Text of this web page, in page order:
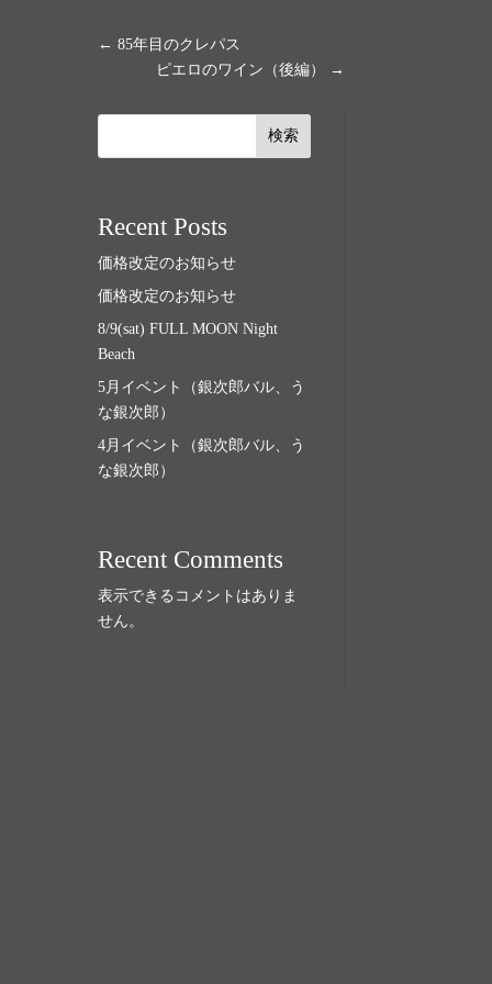
←85年目のクレパス
ピエロのワイン（後編）
→
検索
Recent Posts
価格改定のお知らせ
価格改定のお知らせ
8/9(sat) FULL MOON Night
Beach
5月イベント（銀次郎バル、う
な銀次郎）
4月イベント（銀次郎バル、う
な銀次郎）
Recent Comments
表示できるコメントはありま
せん。